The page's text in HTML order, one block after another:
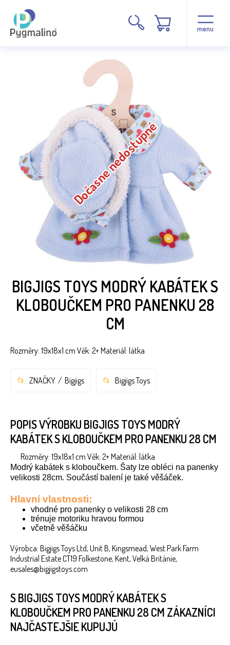
menu
Dočasne nedostupné
BIGJIGS TOYS MODRÝ KABÁTEK S
KLOBOUČKEM PRO PANENKU 28
CM
Rozměry: 19x18x1 cm Věk: 2+ Materiál: látka
ZNAČKY Bigjigs Bigjigs Toys
POPIS VÝROBKU BIGJIGS TOYS MODRÝ
KABÁTEK S KLOBOUČKEM PRO PANENKU 28 CM
Rozměry: 19x18x1 cm Věk: 2+ Materiál: látka
Modrý kabátek s kloboučkem. Šaty lze obléci na panenky
velikosti 28cm. Součástí balení je také věšáček.
Hlavní vlastnosti:
vhodné pro panenky o velikosti 28 cm
trénuje motoriku hravou formou
včetně věšáčku
Výrobca: Bigjigs Toys Ltd, Unit B, Kingsmead, West Park Farm
Industrial Estate CT19 Folkestone, Kent, Velká Británie,
eusales@bigjigstoys.com
S BIGJIGS TOYS MODRÝ KABÁTEK S
KLOBOUČKEM PRO PANENKU 28 CM ZÁKAZNÍCI
NAJČASTEJŠIE KUPUJÚ